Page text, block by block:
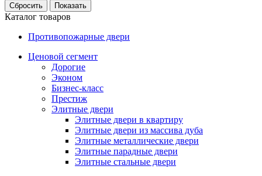
Каталог товаров
Противопожарные двери
Ценовой сегмент
Дорогие
Эконом
Бизнес-класс
Престиж
Элитные двери
Элитные двери в квартиру
Элитные двери из массива дуба
Элитные металлические двери
Элитные парадные двери
Элитные стальные двери